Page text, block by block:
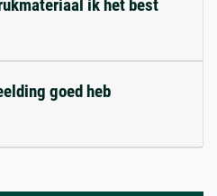
ik het best
goed heb